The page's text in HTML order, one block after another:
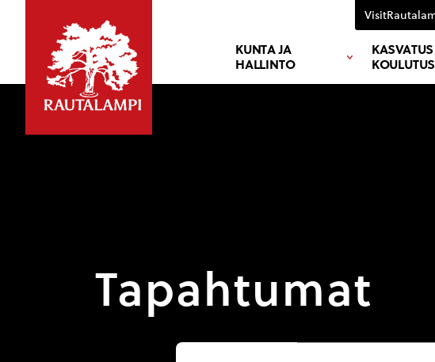
KUNTA JA
HALLINTO
KOULUTUS
Tapahtumat